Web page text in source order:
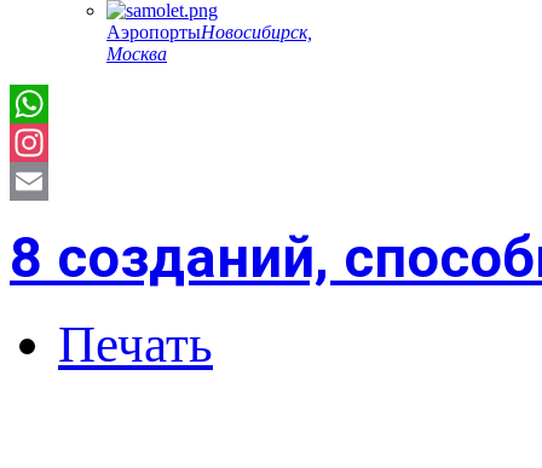
АэропортыНовосибирск,
Москва
Instagram
8 созданий,
Печать